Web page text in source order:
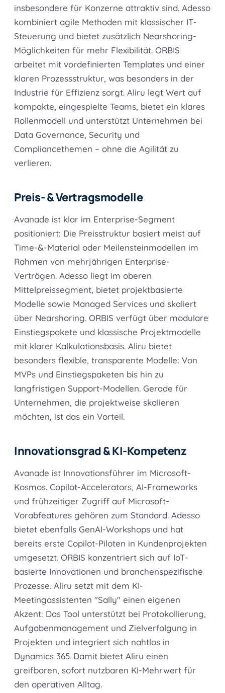
insbesondere für Konzerne attraktiv sind. Adesso
kombiniert agile Methoden mit klassischer IT-
Steuerung und bietet zusätzlich Nearshoring-
Möglichkeiten für mehr Flexibilität. ORBIS
arbeitet mit vordefinierten Templates und einer
klaren Prozessstruktur, was besonders in der
Industrie für Effizienz sorgt. Aliru legt Wert auf
kompakte, eingespielte Teams, bietet ein klares
Rollenmodell und unterstützt Unternehmen bei
Data Governance, Security und
Compliancethemen – ohne die Agilität zu
verlieren.
Preis- & Vertragsmodelle
Avanade ist klar im Enterprise-Segment
positioniert: Die Preisstruktur basiert meist auf
Time-&-Material oder Meilensteinmodellen im
Rahmen von mehrjährigen Enterprise-
Verträgen. Adesso liegt im oberen
Mittelpreissegment, bietet projektbasierte
Modelle sowie Managed Services und skaliert
über Nearshoring. ORBIS verfügt über modulare
Einstiegspakete und klassische Projektmodelle
mit klarer Kalkulationsbasis. Aliru bietet
besonders flexible, transparente Modelle: Von
MVPs und Einstiegspaketen bis hin zu
langfristigen Support-Modellen. Gerade für
Unternehmen, die projektweise skalieren
möchten, ist das ein Vorteil.
Innovationsgrad & KI-Kompetenz
Avanade ist Innovationsführer im Microsoft-
Kosmos. Copilot-Accelerators, AI-Frameworks
und frühzeitiger Zugriff auf Microsoft-
Vorabfeatures gehören zum Standard. Adesso
bietet ebenfalls GenAI-Workshops und hat
bereits erste Copilot-Piloten in Kundenprojekten
umgesetzt. ORBIS konzentriert sich auf IoT-
basierte Innovationen und branchenspezifische
Prozesse. Aliru setzt mit dem KI-
Meetingassistenten "Sally" einen eigenen
Akzent: Das Tool unterstützt bei Protokollierung,
Aufgabenmanagement und Zielverfolgung in
Projekten und integriert sich nahtlos in
Dynamics 365. Damit bietet Aliru einen
greifbaren, sofort nutzbaren KI-Mehrwert für
den operativen Alltag.